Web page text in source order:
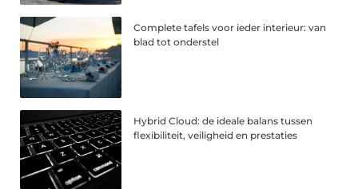
Complete tafels voor ieder interieur: van
blad tot onderstel
Hybrid Cloud: de ideale balans tussen
flexibiliteit, veiligheid en prestaties